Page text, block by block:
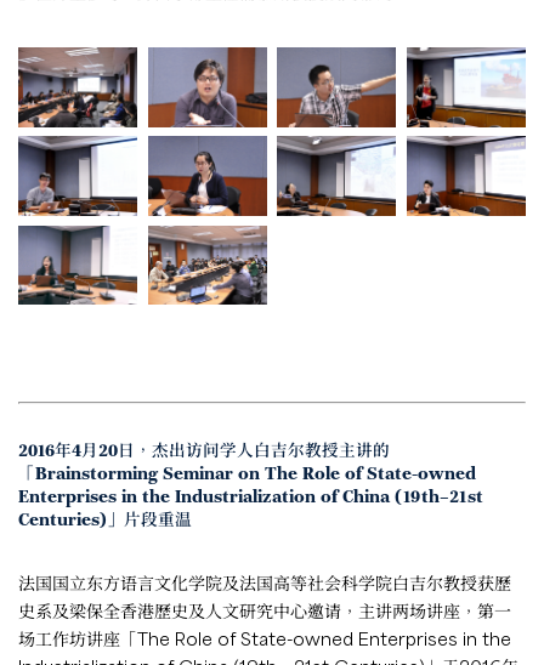
2016年4月20日，杰出访问学人白吉尔教授主讲的
「Brainstorming Seminar on The Role of State-owned
Enterprises in the Industrialization of China (19th–21st
Centuries)」片段重温
法国国立东方语言文化学院及法国高等社会科学院白吉尔教授获歷
史系及梁保全香港歷史及人文研究中心邀请，主讲两场讲座，第一
场工作坊讲座「The Role of State-owned Enterprises in the